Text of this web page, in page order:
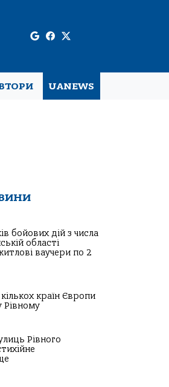
UANEWS
бойових дій з числа
області
ваучери по 2
країн Європи
Рівному
Рівного